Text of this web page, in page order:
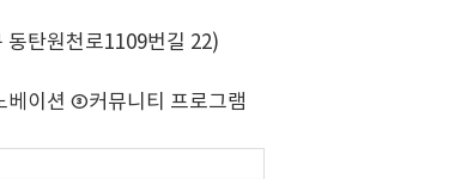
탄원천로1109번길 22)
이션 ③커뮤니티 프로그램